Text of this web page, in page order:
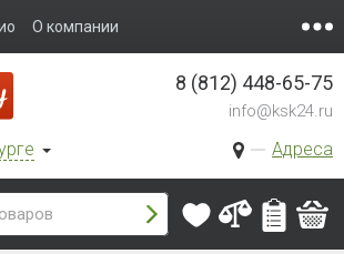
О компании
Адреса
8 (812) 448-65-75
info@ksk24.ru